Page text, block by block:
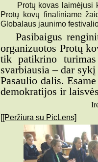
Protų kovas laimėjusi
Protų kovų finaliniame
Globalaus jaunimo
Pasibaigus
organizuotos Protų
tik patikrino
svarbiausia – dar
Pasaulio dalis.
demokratijos ir
[[Peržiūra su PicLens]